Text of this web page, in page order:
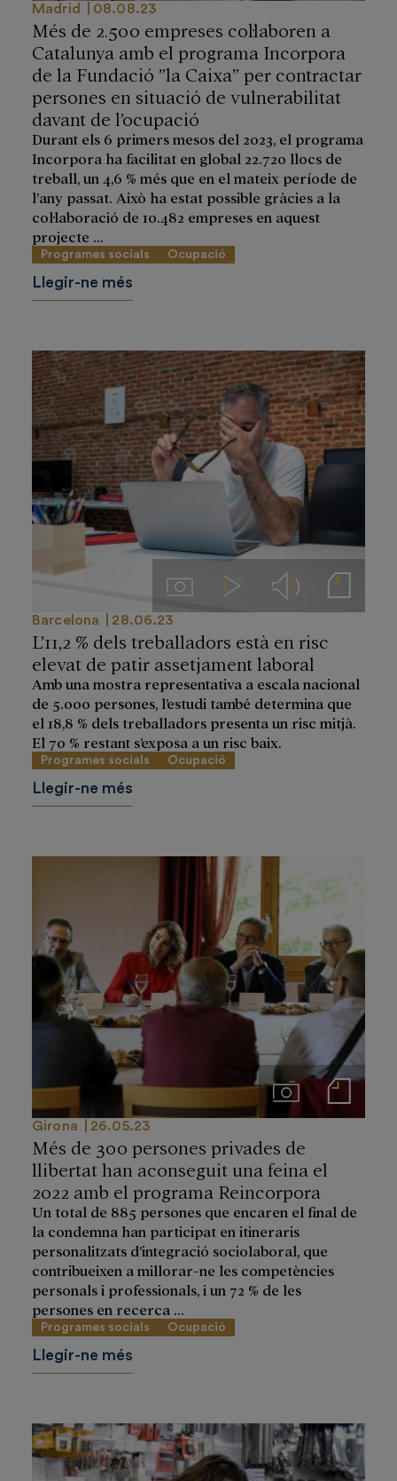
Madrid 08.08.23
Més de 2.500 empreses col·laboren a
Catalunya amb el programa Incorpora
de la Fundació ”la Caixa” per contractar
persones en situació de vulnerabilitat
davant de l’ocupació
Durant els 6 primers mesos del 2023, el programa
Incorpora ha facilitat en global 22.720 llocs de
treball, un 4,6 % més que en el mateix període de
l’any passat. Això ha estat possible gràcies a la
col·laboració de 10.482 empreses en aquest
projecte ...
Programes socials Ocupació
Llegir-ne més
ImágenesVideos Audios Notas de prensa
Barcelona 28.06.23
L’11,2 % dels treballadors està en risc
elevat de patir assetjament laboral
Amb una mostra representativa a escala nacional
de 5.000 persones, l’estudi també determina que
el 18,8 % dels treballadors presenta un risc mitjà.
El 70 % restant s’exposa a un risc baix.
Programes socials Ocupació
Llegir-ne més
ImágenesNotas de prensa
Girona 26.05.23
Més de 300 persones privades de
llibertat han aconseguit una feina el
2022 amb el programa Reincorpora
Un total de 885 persones que encaren el final de
la condemna han participat en itineraris
personalitzats d’integració sociolaboral, que
contribueixen a millorar-ne les competències
personals i professionals, i un 72 % de les
persones en recerca ...
Programes socials Ocupació
Llegir-ne més